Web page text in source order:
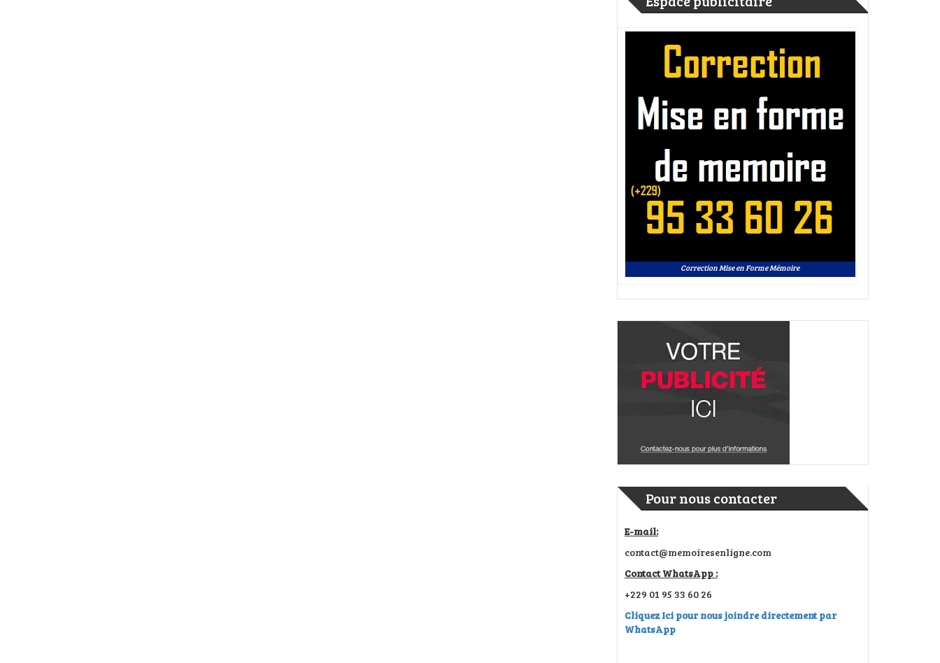
Correction Mise en Forme Mémoire
Pour nous contacter
E-mail:
contact@memoiresenligne.com
Contact WhatsApp :
+229 01 95 33 60 26
Cliquez Ici pour nous joindre directement par
WhatsApp